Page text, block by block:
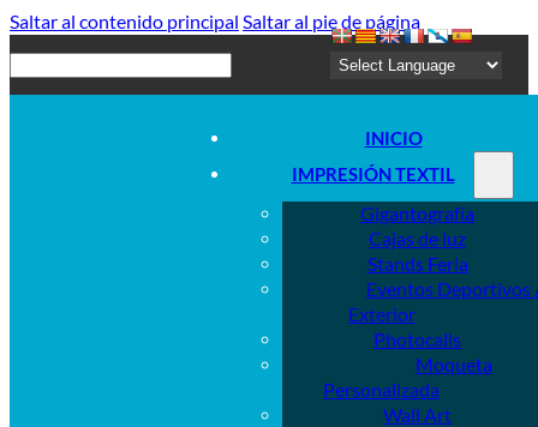
Saltar al contenido principal Saltar al pie de página
INICIO
IMPRESIÓN TEXTIL
Gigantografía
Cajas de luz
Stands Feria
Eventos Deportivos
Exterior
Photocalls
Moqueta
Personalizada
Wall Art